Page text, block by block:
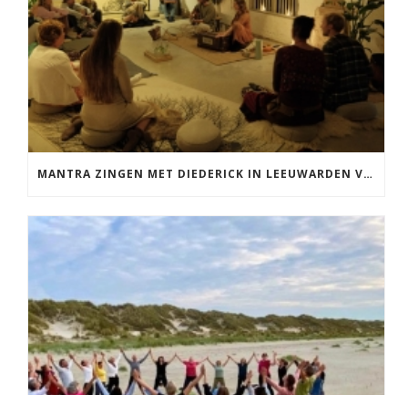
MANTRA ZINGEN MET DIEDERICK IN LEEUWARDEN VRIJDAG 12 JUNI KIRTAN